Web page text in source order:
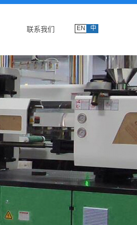
联系我们 EN 中